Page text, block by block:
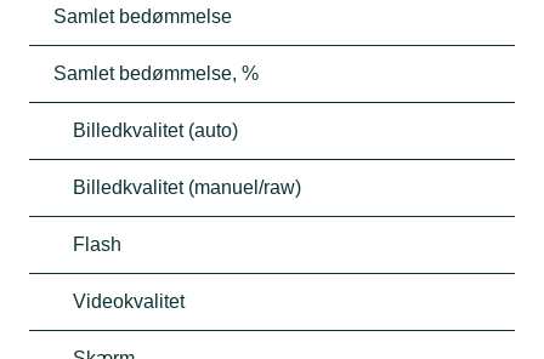
Samlet bedømmelse
Samlet bedømmelse, %
Billedkvalitet (auto)
Billedkvalitet (manuel/raw)
Flash
Videokvalitet